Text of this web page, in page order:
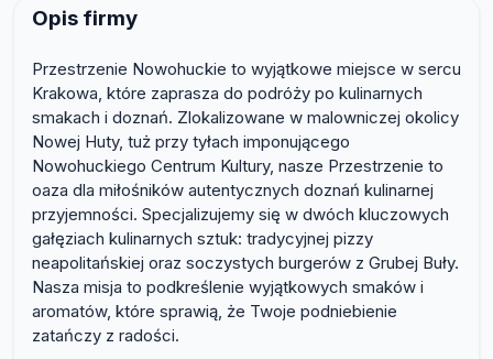
Opis firmy
Przestrzenie Nowohuckie to wyjątkowe miejsce w sercu
Krakowa, które zaprasza do podróży po kulinarnych
smakach i doznań. Zlokalizowane w malowniczej okolicy
Nowej Huty, tuż przy tyłach imponującego
Nowohuckiego Centrum Kultury, nasze Przestrzenie to
oaza dla miłośników autentycznych doznań kulinarnej
przyjemności. Specjalizujemy się w dwóch kluczowych
gałęziach kulinarnych sztuk: tradycyjnej pizzy
neapolitańskiej oraz soczystych burgerów z Grubej Buły.
Nasza misja to podkreślenie wyjątkowych smaków i
aromatów, które sprawią, że Twoje podniebienie
zatańczy z radości.